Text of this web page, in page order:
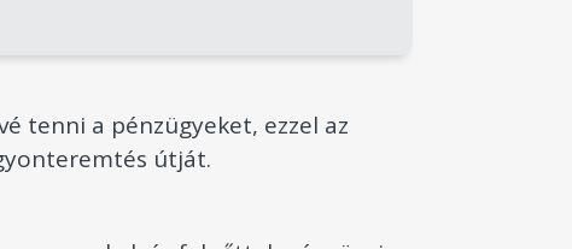
tenni a pénzügyeket, ezzel az
útját.